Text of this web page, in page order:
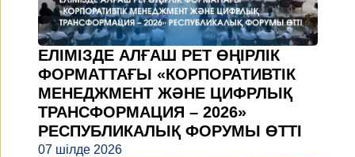
ЕЛІМІЗДЕ АЛҒАШ РЕТ ӨҢІРЛІК
ФОРМАТТАҒЫ «КОРПОРАТИВТІК
МЕНЕДЖМЕНТ ЖӘНЕ ЦИФРЛЫҚ
ТРАНСФОРМАЦИЯ – 2026»
РЕСПУБЛИКАЛЫҚ ФОРУМЫ ӨТТІ
07 шілде 2026